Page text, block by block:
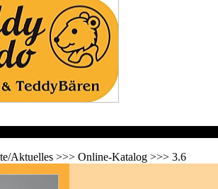
Aktuelles >>> Online-Katalog >>> 3.6